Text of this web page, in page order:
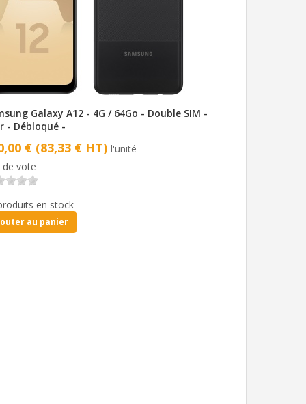
Galaxy A12 - 4G / 64Go - Double SIM -
- Débloqué -
€ (83,33 € HT) l'unité
de vote
en stock
au panier